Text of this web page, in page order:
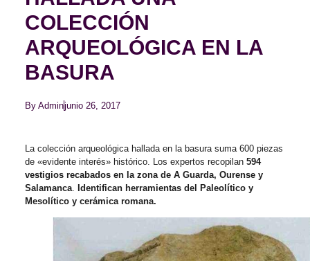
COLECCIÓN
ARQUEOLÓGICA EN LA
BASURA
ByAdminjunio 26, 2017
La colección arqueológica hallada en la basura suma 600 piezas
de «evidente interés» histórico. Los expertos recopilan594
vestigios recabados en la zona de A Guarda, Ourense y
Salamanca.
Identifican herramientas del Paleolítico y
Mesolítico y cerámica romana.